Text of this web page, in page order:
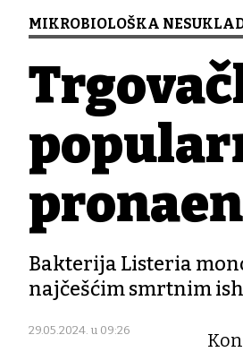
MIKROBIOLOŠKA
Bakterija Listeria
najčešćim smrtnim
29.05.2024. u 09:26